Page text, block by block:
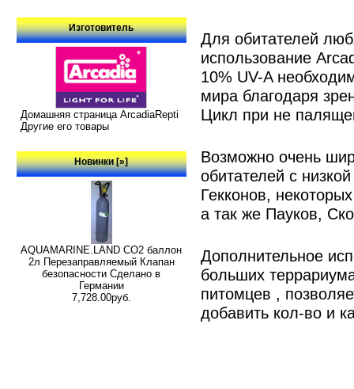
Изготовитель
Домашняя страница ArcadiaRepti
Другие его товары
Новинки [»]
AQUAMARINE.LAND CO2 баллон
2л Перезаправляемый Клапан
безопасности Сделано в
Германии
7,728.00руб.
Для обитателей
использование
10% UV-A
мира благодаря
Цикл при не
Возможно очень
обитателей с
Гекконов,
а так же Пауков,
Дополнительное
больших
питомцев ,
добавить кол-во и